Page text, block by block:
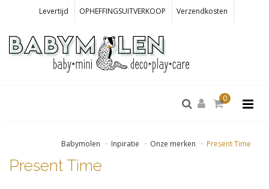
Levertijd OPHEFFINGSUITVERKOOP Verzendkosten
0
Babymolen Inpiratie Onze merken Present Time
Present Time